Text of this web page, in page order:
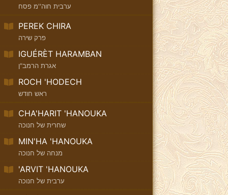
ערבית חוה''מ פסח
PEREK CHIRA
פרק שירה
IGUÉRÈT HARAMBAN
אגרת הרמב"ן
ROCH 'HODECH
ראש חודש
CHA'HARIT 'HANOUKA
שחרית של חנוכה
MIN'HA 'HANOUKA
מנחה של חנוכה
'ARVIT 'HANOUKA
ערבית של חנוכה